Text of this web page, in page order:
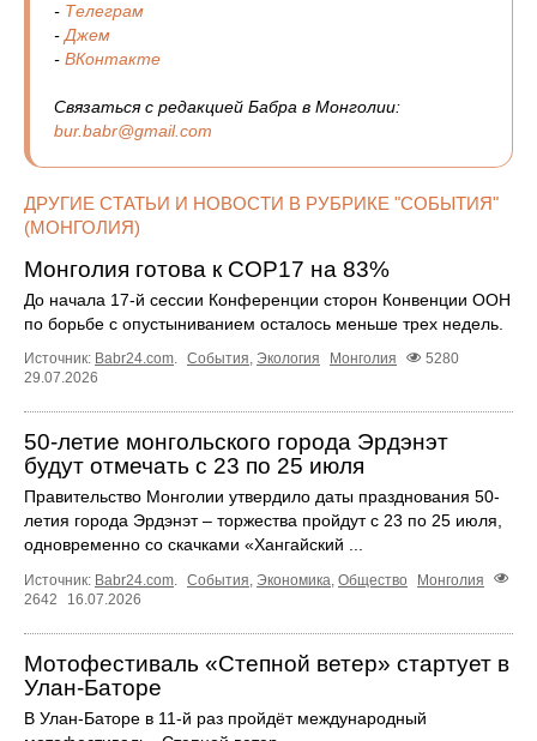
- Телеграм
-Джем
- ВКонтакте
Связаться с редакцией Бабра в Монголии:
bur.babr@gmail.com
ДРУГИЕ СТАТЬИ И НОВОСТИ В РУБРИКЕ "СОБЫТИЯ"
(МОНГОЛИЯ)
Монголия готова к COP17 на 83%
До начала 17-й сессии Конференции сторон Конвенции ООН
по борьбе с опустыниванием осталось меньше трех недель.
Источник: Babr24.com. События, Экология Монголия
5280
29.07.2026
50-летие монгольского города Эрдэнэт
будут отмечать с 23 по 25 июля
Правительство Монголии утвердило даты празднования 50-
летия города Эрдэнэт – торжества пройдут с 23 по 25 июля,
одновременно со скачками «Хангайский ...
Источник: Babr24.com События Экономика Общество
Монголия
2642
16.07.2026
Мотофестиваль «Степной ветер» стартует в
Улан‑Баторе
В Улан‑Баторе в 11‑й раз пройдёт международный